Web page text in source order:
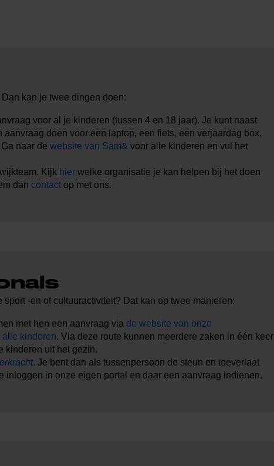
kan je twee dingen doen:
voor al je kinderen (tussen 4 en 18 jaar). Je kunt naast
doen voor een laptop, een fiets, een verjaardag box,
naar de website van Sam& voor alle kinderen en vul het
Kijk hier welke organisatie je kan helpen bij het doen
dan contact op met ons.
-en of cultuuractiviteit? Dat kan op twee manieren:
met hen een aanvraag via de website van onze
kinderen. Via deze route kunnen meerdere zaken in één keer
kinderen uit het gezin.
. Je bent dan als tussenpersoon de steun en toeverlaat
inloggen in onze eigen portal en daar een aanvraag indienen.